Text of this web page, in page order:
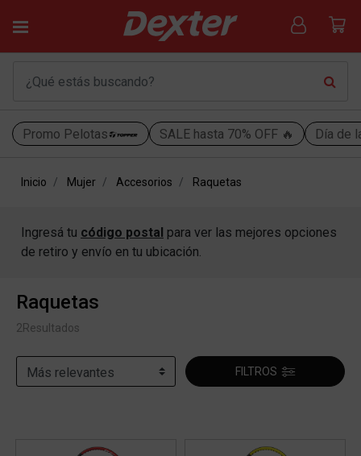
Promo Pelotas SALE hasta 70% OFF 🔥 Día de
Inicio Mujer Accesorios Raquetas
Ingresá tu código postal para ver las mejores opciones
de retiro y envío en tu ubicación.
Raquetas
2Resultados
FILTROS